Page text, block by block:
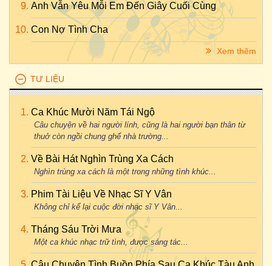
Anh Vẫn Yêu Mỗi Em Đến Giây Cuối Cùng
Con Nợ Tình Cha
Xem thêm
TƯ LIỆU
Ca Khúc Mười Năm Tái Ngộ
Câu chuyện về hai người lính, cũng là hai người bạn thân từ
thuở còn ngồi chung ghế nhà trường...
Về Bài Hát Nghìn Trùng Xa Cách
Nghìn trùng xa cách là một trong những tình khúc...
Phim Tài Liệu Về Nhạc Sĩ Y Vân
Không chỉ kể lại cuộc đời nhạc sĩ Y Vân...
Tháng Sáu Trời Mưa
Một ca khúc nhạc trữ tình, được sáng tác...